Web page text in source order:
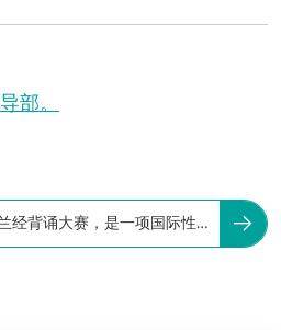
部。
经背诵大赛，是一项国际性